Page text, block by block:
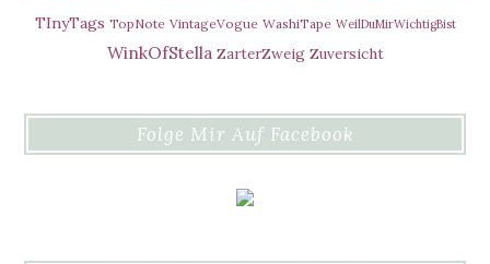
TInyTags TopNote VintageVogue WashiTape WeilDuMirWichtigBist
WinkOfStella ZarterZweig Zuversicht
Folge Mir Auf Facebook